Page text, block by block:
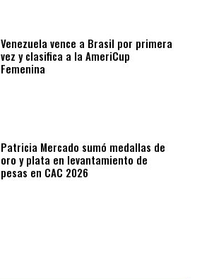
Venezuela vence a Brasil por primera
vez y clasifica a la AmeriCup
Femenina​
Patricia Mercado sumó medallas de
oro y plata en levantamiento de
pesas en CAC 2026